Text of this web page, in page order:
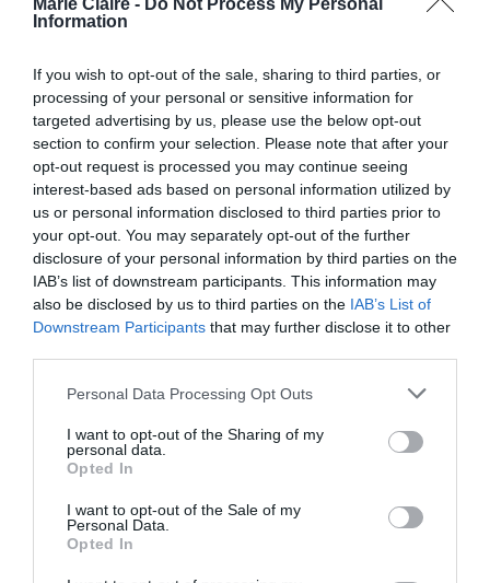
Marie Claire - Do Not Process My Personal
Information
If you wish to opt-out of the sale, sharing to third parties, or
processing of your personal or sensitive information for
targeted advertising by us, please use the below opt-out
section to confirm your selection. Please note that after your
opt-out request is processed you may continue seeing
interest-based ads based on personal information utilized by
us or personal information disclosed to third parties prior to
your opt-out. You may separately opt-out of the further
disclosure of your personal information by third parties on the
IAB’s list of downstream participants. This information may
also be disclosed by us to third parties on the IAB’s List of
Downstream Participants that may further disclose it to other
Personal Data Processing Opt Outs
I want to opt-out of the Sharing of my
personal data.
Opted In
I want to opt-out of the Sale of my
Personal Data.
Opted In
SplashNews.com
Το μαγιό διαθέτει μια αφηρημένη στάμπα σε σχήμα ροζ
σύννεφου και γίνεται ακόμα πιο χαριτωμένο από τις
όμορφες ροζ ραφές στα πλαϊνά και τα κορδόνια στο πλάι.
100 ευρώ.